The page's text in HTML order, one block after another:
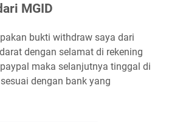
MGID
bukti withdraw saya dari
dengan selamat di rekening
maka selanjutnya tinggal di
dengan bank yang